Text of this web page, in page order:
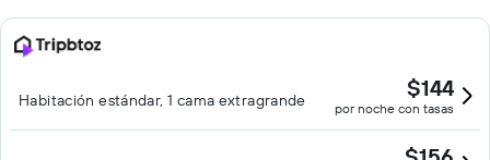
Habitación estándar, 1 cama extragrande $144
por noche con tasas